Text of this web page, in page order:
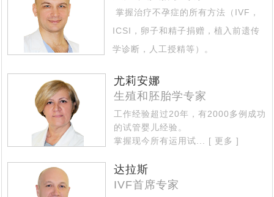
掌握治疗不孕症的所有方法（IVF，
ICSI，卵子和精子捐赠，植入前遗传
学诊断，人工授精等）。
杂情况... [ 更多 ]
尤莉安娜
生殖和胚胎学专家
工作经验超过20年，有2000多例成功
的试管婴儿经验。
掌握现今所有运用试...
[ 更多 ]
达拉斯
IVF首席专家